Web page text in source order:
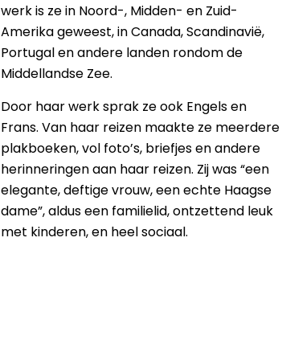
werk is ze in Noord-, Midden- en Zuid-
Amerika geweest, in Canada, Scandinavië,
Portugal en andere landen rondom de
Middellandse Zee.
Door haar werk sprak ze ook Engels en
Frans. Van haar reizen maakte ze meerdere
plakboeken, vol foto’s, briefjes en andere
herinneringen aan haar reizen. Zij was “een
elegante, deftige vrouw, een echte Haagse
dame”, aldus een familielid, ontzettend leuk
met kinderen, en heel sociaal.